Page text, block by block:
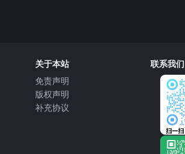
关于本站
免责声明
版权声明
补充协议
联系我们